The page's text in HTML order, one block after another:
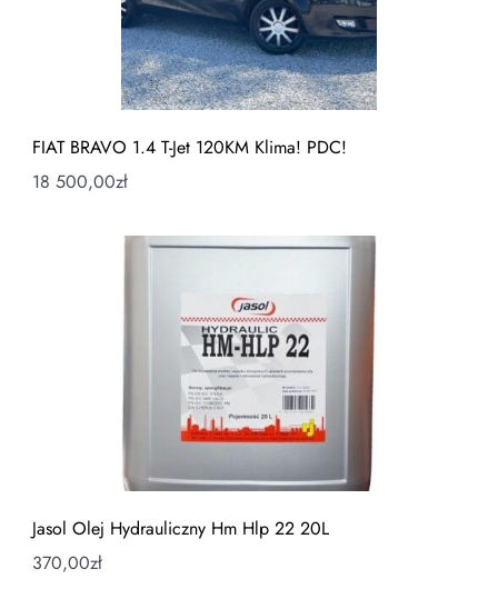
FIAT BRAVO 1.4 T-Jet 120KM Klima! PDC!
18 500,00zł
Jasol Olej Hydrauliczny Hm Hlp 22 20L
370,00zł